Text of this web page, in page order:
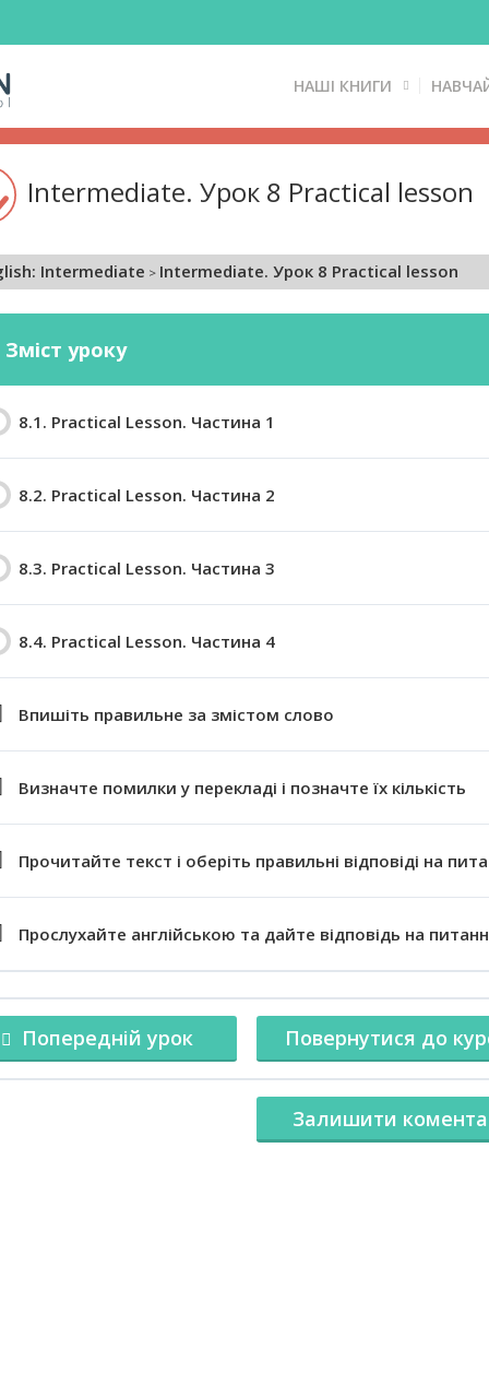
НАШІ КНИГИ
Intermediate. Урок 8 Practical lesson
Intermediate Intermediate. Урок 8 Practical lesson
Зміст уроку
8.1. Practical Lesson. Частина 1
8.2. Practical Lesson. Частина 2
8.3. Practical Lesson. Частина 3
8.4. Practical Lesson. Частина 4
Впишіть правильне за змістом слово
Визначте помилки у перекладі і позначте їх кількість
Прочитайте текст і оберіть правильні відповіді на
Прослухайте англійською та дайте відповідь на
Попередній урок Повернутися до
Залишити